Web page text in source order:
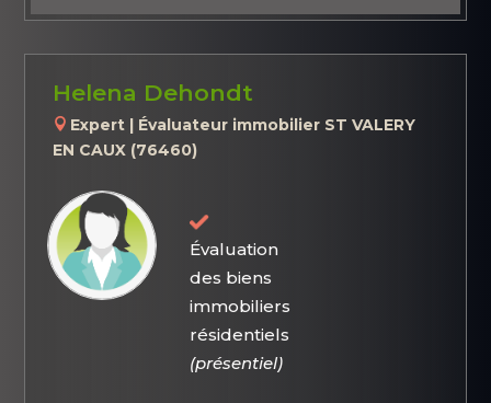
Helena Dehondt
Expert | Évaluateur immobilier ST VALERY
EN CAUX (76460)
Évaluation
des biens
immobiliers
résidentiels
(présentiel)